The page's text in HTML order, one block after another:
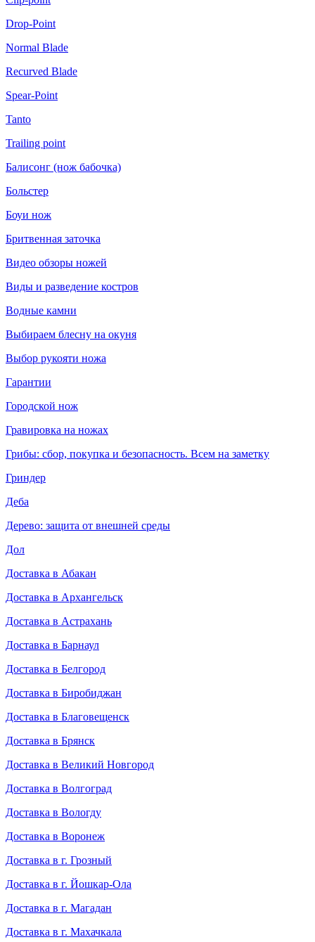
Drop-Point
Normal Blade
Recurved Blade
Spear-Point
Tanto
Trailing point
Балисонг (нож бабочка)
Больстер
Боуи нож
Бритвенная заточка
Видео обзоры ножей
Виды и разведение костров
Водные камни
Выбираем блесну на окуня
Выбор рукояти ножа
Гарантии
Городской нож
Гравировка на ножах
Грибы: сбор, покупка и безопасность. Всем на заметку
Гриндер
Деба
Дерево: защита от внешней среды
Дол
Доставка в Абакан
Доставка в Архангельск
Доставка в Астрахань
Доставка в Барнаул
Доставка в Белгород
Доставка в Биробиджан
Доставка в Благовещенск
Доставка в Брянск
Доставка в Великий Новгород
Доставка в Волгоград
Доставка в Вологду
Доставка в Воронеж
Доставка в г. Грозный
Доставка в г. Йошкар-Ола
Доставка в г. Магадан
Доставка в г. Махачкала